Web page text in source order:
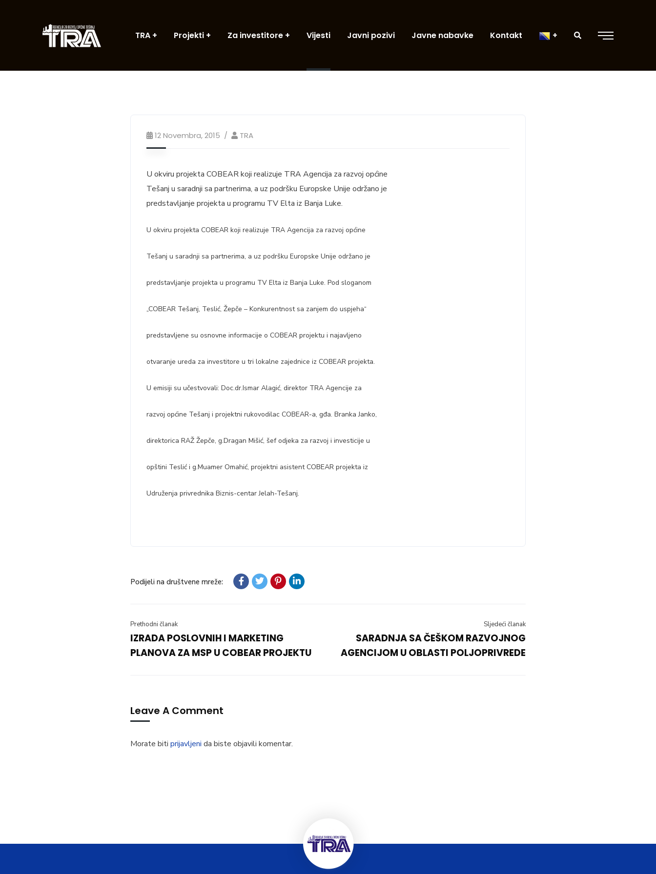
TRA Projekti Za investitore Vijesti Javni pozivi Javne nabavke Kontakt
12 Novembra, 2015 TRA
U okviru projekta COBEAR koji realizuje TRA Agencija za razvoj općine
Tešanj u saradnji sa partnerima, a uz podršku Europske Unije održano je
predstavljanje projekta u programu TV Elta iz Banja Luke.
U okviru projekta COBEAR koji realizuje TRA Agencija za razvoj općine
Tešanj u saradnji sa partnerima, a uz podršku Europske Unije održano je
predstavljanje projekta u programu TV Elta iz Banja Luke. Pod sloganom
„COBEAR Tešanj, Teslić, Žepče – Konkurentnost sa zanjem do uspjeha“
predstavljene su osnovne informacije o COBEAR projektu i najavljeno
otvaranje ureda za investitore u tri lokalne zajednice iz COBEAR projekta.
U emisiji su učestvovali: Doc.dr.Ismar Alagić, direktor TRA Agencije za
razvoj općine Tešanj i projektni rukovodilac COBEAR-a, gđa. Branka Janko,
direktorica RAŽ Žepče, g.Dragan Mišić, šef odjeka za razvoj i investicije u
opštini Teslić i g.Muamer Omahić, projektni asistent COBEAR projekta iz
Udruženja privrednika Biznis-centar Jelah-Tešanj.
Podijeli na društvene mreže:
Prethodni članak
IZRADA POSLOVNIH I MARKETING
PLANOVA ZA MSP U COBEAR PROJEKTU
Sljedeći članak
SARADNJA SA ČEŠKOM RAZVOJNOG
AGENCIJOM U OBLASTI POLJOPRIVREDE
Leave A Comment
Morate biti prijavljeni da biste objavili komentar.